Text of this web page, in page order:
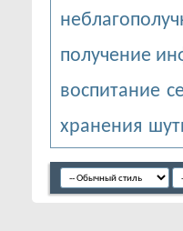
получение
воспитание
хранения